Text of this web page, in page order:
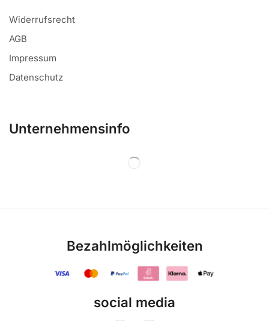
Widerrufsrecht
AGB
Impressum
Datenschutz
Unternehmensinfo
Bezahlmöglichkeiten
social media